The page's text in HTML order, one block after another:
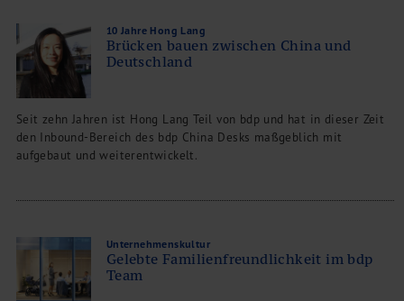
10 Jahre Hong Lang
Brücken bauen zwischen China und
Deutschland
Seit zehn Jahren ist Hong Lang Teil von bdp und hat in dieser Zeit
den Inbound-Bereich des bdp China Desks maßgeblich mit
aufgebaut und weiterentwickelt.
Unternehmenskultur
Gelebte Familienfreundlichkeit im bdp
Team